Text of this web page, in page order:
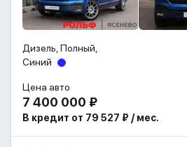
Дизель, Полный,
Синий
Цена авто
7 400 000 ₽
В кредит от 79 527 ₽ / мес.